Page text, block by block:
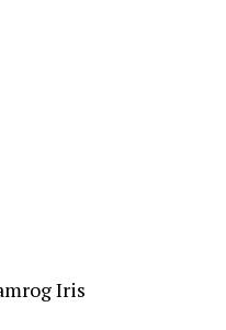
Iris